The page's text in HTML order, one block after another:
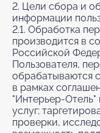
2. Цели сбора и
информации
2.1. Обработка
производится в
Российской
Пользователя,
обрабатываются
в рамках
"Интерьер-Отель"
услуг;
проверки,